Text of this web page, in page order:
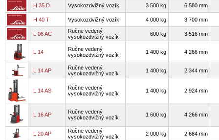
H 35 D Vysokozdvižný vozík 3 500 kg 6 580 mm
H 40 T Vysokozdvižný vozík 4 000 kg 3 700 mm
L 06 AC
Ručne vedený
vysokozdvižný vozík
600 kg 3 516 mm
L 14
Ručne vedený
vysokozdvižný vozík
1 400 kg 4 266 mm
L 14 AP
Ručne vedený
vysokozdvižný vozík
1 400 kg 2 344 mm
L 14 AS
Ručne vedený
vysokozdvižný vozík
1 400 kg 2 924 mm
L 16 AP
Ručne vedený
vysokozdvižný vozík
1 600 kg 4 266 mm
L 20 AP
Ručne vedený
vysokozdvižný vozík
2 000 kg 2 684 mm